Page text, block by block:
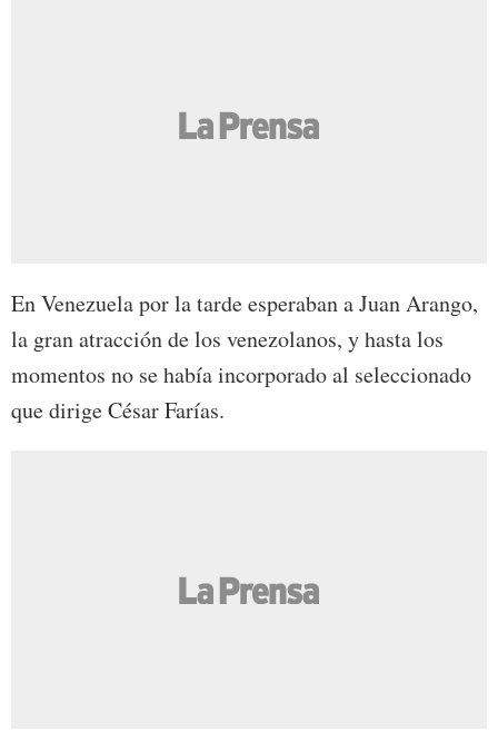
En Venezuela por la tarde esperaban a Juan Arango,
la gran atracción de los venezolanos, y hasta los
momentos no se había incorporado al seleccionado
que dirige César Farías.